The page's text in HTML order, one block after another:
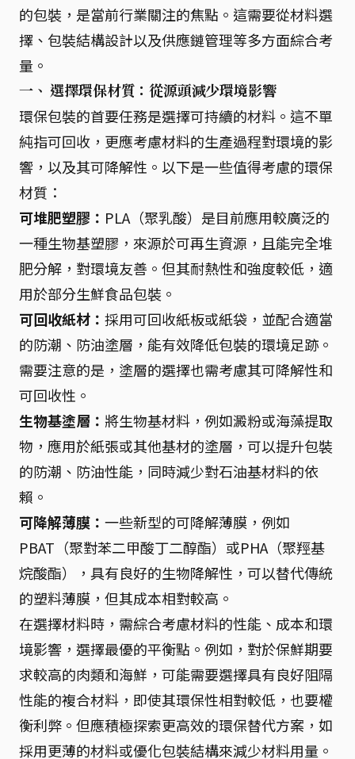
的包裝，是當前行業關注的焦點。這需要從材料選
擇、包裝結構設計以及供應鏈管理等多方面綜合考
量。
一、 選擇環保材質：從源頭減少環境影響
環保包裝的首要任務是選擇可持續的材料。這不單
純指可回收，更應考慮材料的生產過程對環境的影
響，以及其可降解性。以下是一些值得考慮的環保
材質：
可堆肥塑膠： PLA（聚乳酸）是目前應用較廣泛的
一種生物基塑膠，來源於可再生資源，且能完全堆
肥分解，對環境友善。但其耐熱性和強度較低，適
用於部分生鮮食品包裝。
可回收紙材： 採用可回收紙板或紙袋，並配合適當
的防潮、防油塗層，能有效降低包裝的環境足跡。
需要注意的是，塗層的選擇也需考慮其可降解性和
可回收性。
生物基塗層： 將生物基材料，例如澱粉或海藻提取
物，應用於紙張或其他基材的塗層，可以提升包裝
的防潮、防油性能，同時減少對石油基材料的依
賴。
可降解薄膜： 一些新型的可降解薄膜，例如
PBAT（聚對苯二甲酸丁二醇酯）或PHA（聚羥基
烷酸酯），具有良好的生物降解性，可以替代傳統
的塑料薄膜，但其成本相對較高。
在選擇材料時，需綜合考慮材料的性能、成本和環
境影響，選擇最優的平衡點。例如，對於保鮮期要
求較高的肉類和海鮮，可能需要選擇具有良好阻隔
性能的複合材料，即使其環保性相對較低，也要權
衡利弊。但應積極探索更高效的環保替代方案，如
採用更薄的材料或優化包裝結構來減少材料用量。